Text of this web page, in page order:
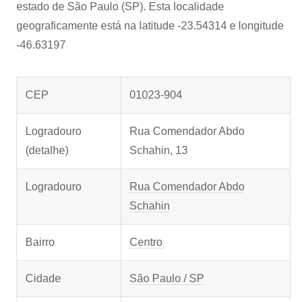
estado de São Paulo (SP). Esta localidade
geograficamente está na latitude -23.54314 e longitude
-46.63197
CEP 01023-904
Logradouro
(detalhe)
Rua Comendador Abdo
Schahin, 13
Logradouro
Rua Comendador Abdo
Schahin
Bairro Centro
Cidade São Paulo / SP